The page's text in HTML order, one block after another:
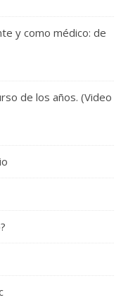
y como médico: de
de los años. (Video